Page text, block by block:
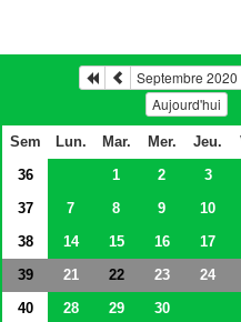
Septembre 2020
Aujourd'hui
Sem Lun. Mar. Mer. Jeu.
36
1 2 3
37
7 8 9 10
38
14 15 16 17
39
21 22 23 24
40
28 29 30